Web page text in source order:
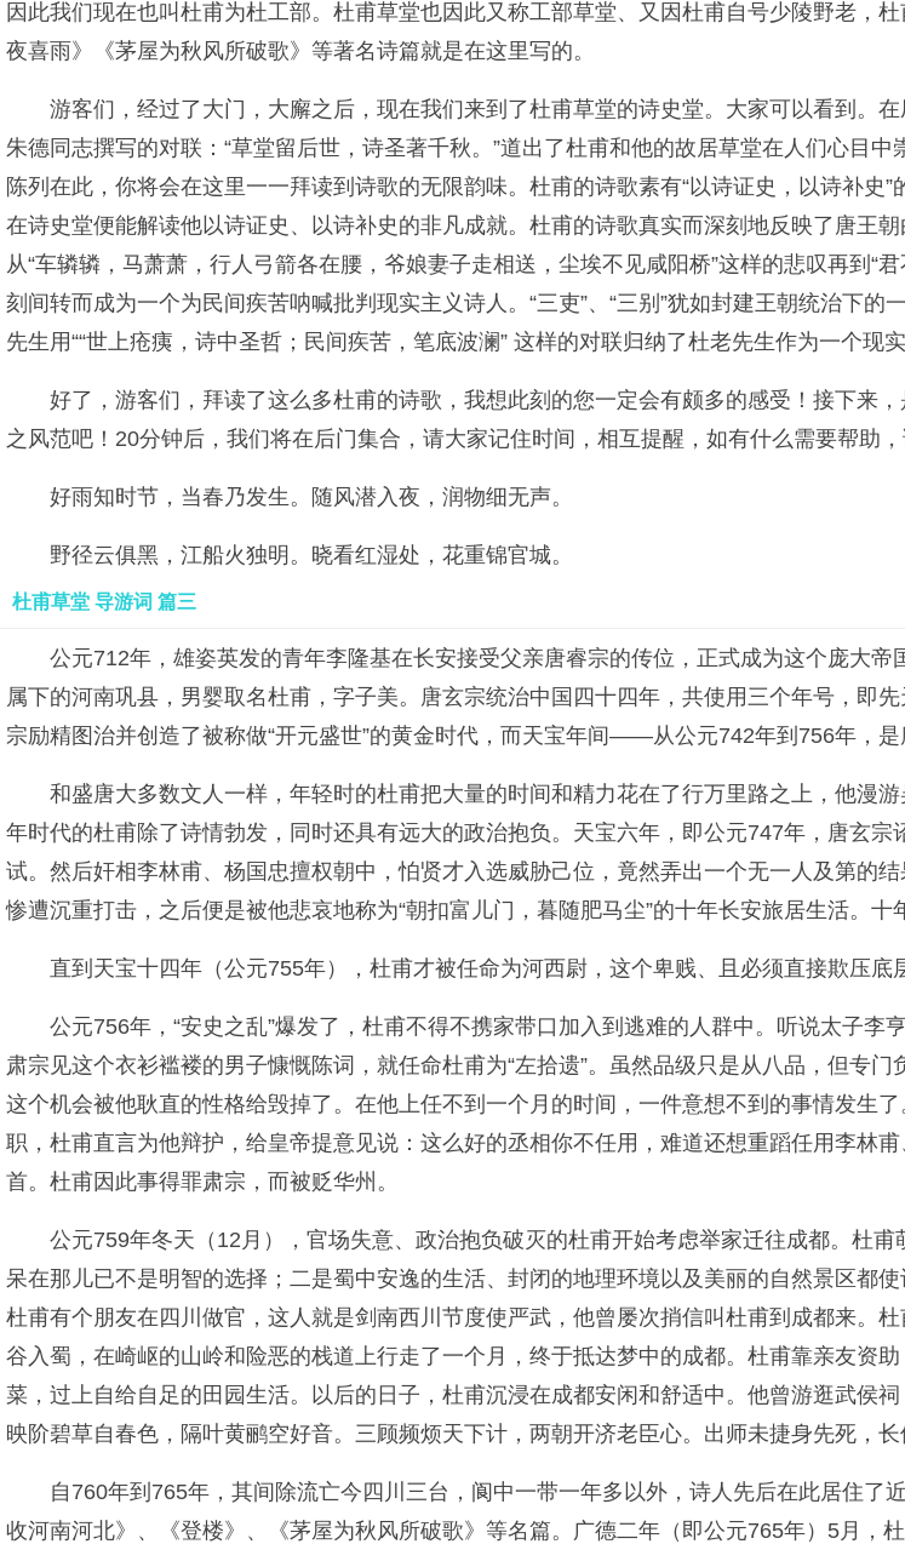
因此我们现在也叫杜甫为杜工部。杜甫草堂也因此又称工部草堂、又因杜甫自号少陵野老，
夜喜雨》《茅屋为秋风所破歌》等著名诗篇就是在这里写的。
游客们，经过了大门，大廨之后，现在我们来到了杜甫草堂的诗史堂。大家可以看到。
朱德同志撰写的对联：“草堂留后世，诗圣著千秋。”道出了杜甫和他的故居草堂在人们心目
陈列在此，你将会在这里一一拜读到诗歌的无限韵味。杜甫的诗歌素有“以诗证史，以诗补史
在诗史堂便能解读他以诗证史、以诗补史的非凡成就。杜甫的诗歌真实而深刻地反映了唐王
从“车辚辚，马萧萧，行人弓箭各在腰，爷娘妻子走相送，尘埃不见咸阳桥”这样的悲叹再到“
刻间转而成为一个为民间疾苦呐喊批判现实主义诗人。“三吏”、“三别”犹如封建王朝统治下
先生用““世上疮痍，诗中圣哲；民间疾苦，笔底波澜” 这样的对联归纳了杜老先生作为一个现
好了，游客们，拜读了这么多杜甫的诗歌，我想此刻的您一定会有颇多的感受！接下来
之风范吧！20分钟后，我们将在后门集合，请大家记住时间，相互提醒，如有什么需要帮助
好雨知时节，当春乃发生。随风潜入夜，润物细无声。
野径云俱黑，江船火独明。晓看红湿处，花重锦官城。
杜甫草堂 导游词 篇三
公元712年，雄姿英发的青年李隆基在长安接受父亲唐睿宗的传位，正式成为这个庞大
属下的河南巩县，男婴取名杜甫，字子美。唐玄宗统治中国四十四年，共使用三个年号，
宗励精图治并创造了被称做“开元盛世”的黄金时代，而天宝年间——从公元742年到756年，
和盛唐大多数文人一样，年轻时的杜甫把大量的时间和精力花在了行万里路之上，他漫
年时代的杜甫除了诗情勃发，同时还具有远大的政治抱负。天宝六年，即公元747年，唐玄
试。然后奸相李林甫、杨国忠擅权朝中，怕贤才入选威胁己位，竟然弄出一个无一人及第的
惨遭沉重打击，之后便是被他悲哀地称为“朝扣富儿门，暮随肥马尘”的十年长安旅居生活。
直到天宝十四年（公元755年），杜甫才被任命为河西尉，这个卑贱、且必须直接欺压底
公元756年，“安史之乱”爆发了，杜甫不得不携家带口加入到逃难的人群中。听说太子
肃宗见这个衣衫褴褛的男子慷慨陈词，就任命杜甫为“左拾遗”。虽然品级只是从八品，但专
这个机会被他耿直的性格给毁掉了。在他上任不到一个月的时间，一件意想不到的事情发生
职，杜甫直言为他辩护，给皇帝提意见说：这么好的丞相你不任用，难道还想重蹈任用李林
首。杜甫因此事得罪肃宗，而被贬华州。
公元759年冬天（12月），官场失意、政治抱负破灭的杜甫开始考虑举家迁往成都。杜
呆在那儿已不是明智的选择；二是蜀中安逸的生活、封闭的地理环境以及美丽的自然景区都
杜甫有个朋友在四川做官，这人就是剑南西川节度使严武，他曾屡次捎信叫杜甫到成都来。
谷入蜀，在崎岖的山岭和险恶的栈道上行走了一个月，终于抵达梦中的成都。杜甫靠亲友资
菜，过上自给自足的田园生活。以后的日子，杜甫沉浸在成都安闲和舒适中。他曾游逛武侯
映阶碧草自春色，隔叶黄鹂空好音。三顾频烦天下计，两朝开济老臣心。出师未捷身先死，长
自760年到765年，其间除流亡今四川三台，阆中一带一年多以外，诗人先后在此居住
收河南河北》、《登楼》、《茅屋为秋风所破歌》等名篇。广德二年（即公元765年）5月，